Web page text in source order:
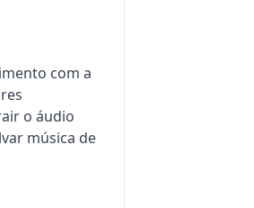
com a
o áudio
música de